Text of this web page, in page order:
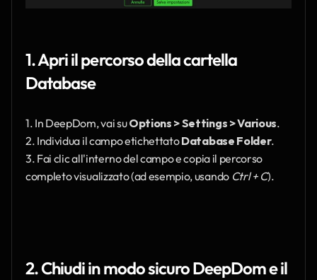
1. Apri il percorso della cartella
Database
1. In DeepDom, vai su Options > Settings > Various.
2. Individua il campo etichettato Database Folder.
3. Fai clic all'interno del campo e copia il percorso
completo visualizzato (ad esempio, usando Ctrl + C).
2. Chiudi in modo sicuro DeepDom e il